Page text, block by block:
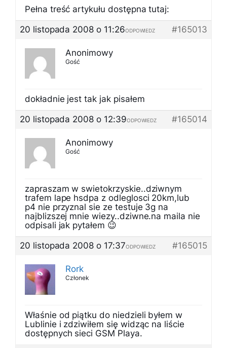
Pełna treść artykułu dostępna tutaj:
20 listopada 2008 o 11:26
#165013
ODPOWIEDZ
Anonimowy
Gość
dokładnie jest tak jak pisałem
20 listopada 2008 o 12:39
#165014
ODPOWIEDZ
Anonimowy
Gość
zapraszam w swietokrzyskie..dziwnym
trafem lape hsdpa z odleglosci 20km,lub
p4 nie przyznal sie ze testuje 3g na
najblizszej mnie wiezy..dziwne.na maila nie
odpisali jak pytałem 😉
20 listopada 2008 o 17:37
#165015
ODPOWIEDZ
Rork
Członek
Właśnie od piątku do niedzieli byłem w
Lublinie i zdziwiłem się widząc na liście
dostępnych sieci GSM Playa.